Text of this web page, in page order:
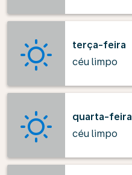
terça-feira
céu limpo
quarta-feira
céu limpo